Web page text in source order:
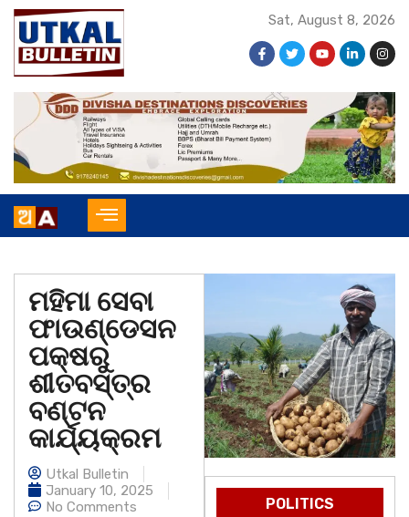
Sat, August 8, 2026
ମହିମା ସେବା
ଫାଉଣ୍ଡେସନ
ପକ୍ଷରୁ
ଶୀତବସ୍ତ୍ର
ବଣ୍ଟନ
କାର୍ଯ୍ୟକ୍ରମ
Utkal Bulletin
January 10, 2025
No Comments
POLITICS